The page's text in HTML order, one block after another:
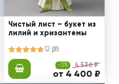
Чистый лист – букет из
лилий и хризантемы
12
-3% 4 536 ₽
от 4 400 ₽